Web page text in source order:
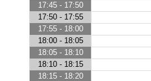
17:45 - 17:50
17:50 - 17:55
17:55 - 18:00
18:00 - 18:05
18:05 - 18:10
18:10 - 18:15
18:15 - 18:20